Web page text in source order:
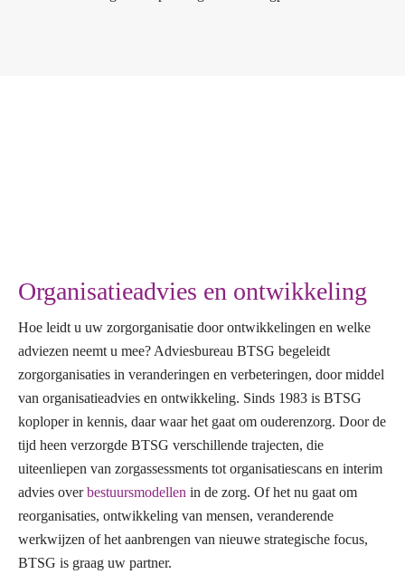
Organisatieadvies en ontwikkeling
Hoe leidt u uw zorgorganisatie door ontwikkelingen en welke
adviezen neemt u mee? Adviesbureau BTSG begeleidt
zorgorganisaties in veranderingen en verbeteringen, door middel
van organisatieadvies en ontwikkeling. Sinds 1983 is BTSG
koploper in kennis, daar waar het gaat om ouderenzorg. Door de
tijd heen verzorgde BTSG verschillende trajecten, die
uiteenliepen van zorgassessments tot organisatiescans en interim
advies overbestuursmodellen in de zorg. Of het nu gaat om
reorganisaties, ontwikkeling van mensen, veranderende
werkwijzen of het aanbrengen van nieuwe strategische focus,
BTSG is graag uw partner.